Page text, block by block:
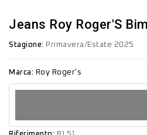
Jeans Roy Roger'S
Stagione: Primavera/Estate 2025
Marca: Roy Roger's